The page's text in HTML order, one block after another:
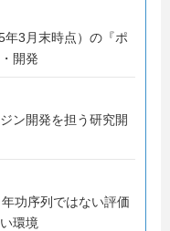
も駆使して、新しい
デバッグなどをおこ
化し、品質を高める
ーの構築、各種DCC
3月末時点）の『ポ
開発
ン開発を担う研究開
功序列ではない評価
環境